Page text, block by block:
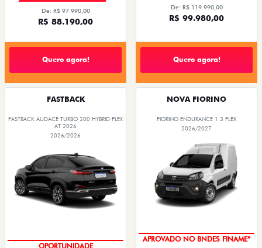
De: R$ 97.990,00
R$ 88.190,00
Quero agora!
De: R$ 119.990,00
R$ 99.980,00
Quero agora!
FASTBACK
FASTBACK AUDACE TURBO 200 HYBRID FLEX
AT 2026
2026/2026
OPORTUNIDADE
NOVA FIORINO
FIORINO ENDURANCE 1.3 FLEX
2026/2027
APROVADO NO BNDES FINAME*